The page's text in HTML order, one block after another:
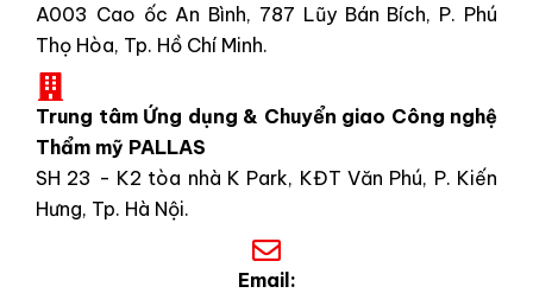
A003 Cao ốc An Bình, 787 Lũy Bán Bích, P. Phú
Thọ Hòa, Tp. Hồ Chí Minh.
Trung tâm Ứng dụng & Chuyển giao Công nghệ
Thẩm mỹ PALLAS
SH 23 - K2 tòa nhà K Park, KĐT Văn Phú, P. Kiến
Hưng, Tp. Hà Nội.
Email: